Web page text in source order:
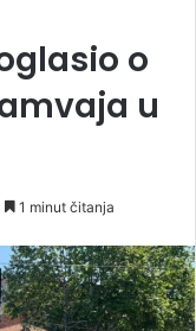
o
u
1 minut čitanja